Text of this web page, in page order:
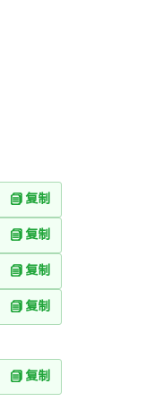
复制
复制
复制
复制
复制